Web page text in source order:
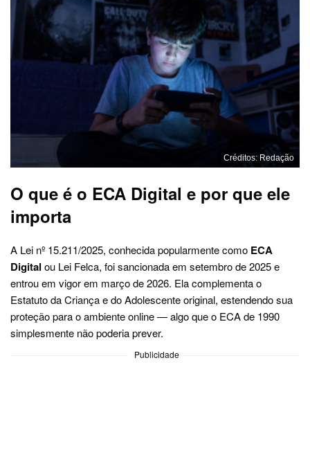
Créditos: Redação
O que é o ECA Digital e por que ele
importa
A Lei nº 15.211/2025, conhecida popularmente como ECA
Digital ou Lei Felca, foi sancionada em setembro de 2025 e
entrou em vigor em março de 2026. Ela complementa o
Estatuto da Criança e do Adolescente original, estendendo sua
proteção para o ambiente online — algo que o ECA de 1990
simplesmente não poderia prever.
Publicidade